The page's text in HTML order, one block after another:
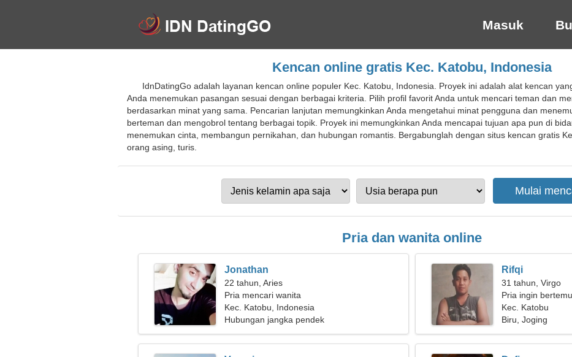
Masuk
Kencan online gratis Kec. Katobu, Indonesia
IdnDatingGo adalah layanan kencan online populer Kec. Katobu, Indonesia. Proyek ini adalah alat kencan
Anda menemukan pasangan sesuai dengan berbagai kriteria. Pilih profil favorit Anda untuk mencari teman dan
berdasarkan minat yang sama. Pencarian lanjutan memungkinkan Anda mengetahui minat pengguna dan
berteman dan mengobrol tentang berbagai topik. Proyek ini memungkinkan Anda mencapai tujuan apa pun di
menemukan cinta, membangun pernikahan, dan hubungan romantis. Bergabunglah dengan situs kencan gratis
orang asing, turis.
Pria dan wanita online
Jonathan
22 tahun, Aries
Pria mencari wanita
Kec. Katobu, Indonesia
Hubungan jangka pendek
Rifqi
31 tahun, Virgo
Pria ingin
Kec. Katobu
Biru, Joging